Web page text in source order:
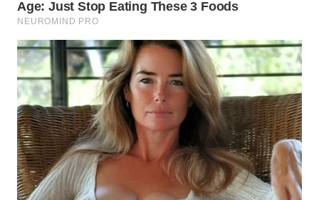
WN
WN
KARAWANG
WN
BEKASI
WN
BOGOR